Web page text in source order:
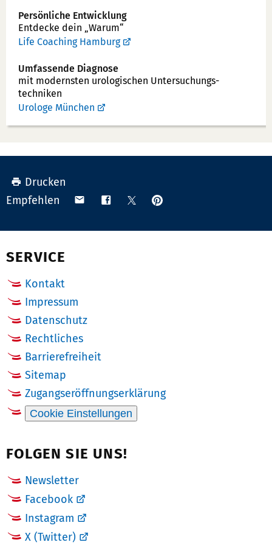
Persönliche Entwicklung
Entdecke dein „Warum“
Life Coaching Hamburg
Umfassende Diagnose
mit modernsten uro­logischen Unter­suchungs­
techniken
Urologe München
Drucken
Empfehlen
Teilen Teilen TeilenAnpinnen
SERVICE
Kontakt
Impressum
Datenschutz
Rechtliches
Barrierefreiheit
Sitemap
Zugangseröffnungserklärung
Cookie Einstellungen
FOLGEN SIE UNS!
Newsletter
Facebook
Instagram
X (Twitter)